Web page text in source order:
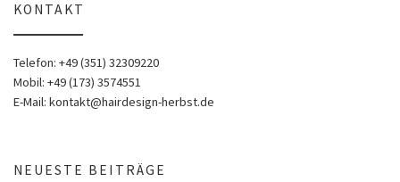
KONTAKT
Telefon: +49 (351) 32309220
Mobil: +49 (173) 3574551
E-Mail: kontakt@hairdesign-herbst.de
NEUESTE BEITRÄGE